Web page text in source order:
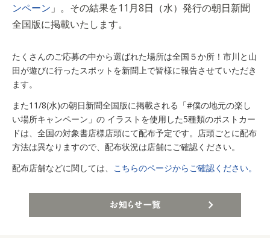
ンペーン 」。その結果を11月8日（水）発行の朝日新聞
全国版に掲載いたします。
たくさんのご応募の中から選ばれた場所は全国５か所！市川と山
田が遊びに行ったスポットを新聞上で皆様に報告させていただき
ます。
また11/8(水)の朝日新聞全国版に掲載される「#僕の地元の楽し
い場所キャンペーン」の イラストを使用した5種類のポストカー
ドは、全国の対象書店様店頭にて配布予定です。店頭ごとに配布
方法は異なりますので、配布状況は店舗にご確認ください。
配布店舗などに関しては、 こちらのページからご確認ください。